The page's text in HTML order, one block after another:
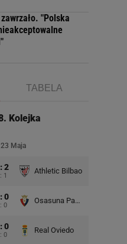
"Polska
TABELA
Kolejka
Maja
2
1
Athletic Bilbao
0
0
Osasuna Pampeluna
0
0
Real Oviedo